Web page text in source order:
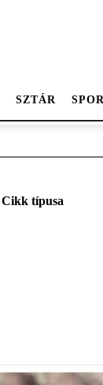
SZTÁR
Cikk típusa